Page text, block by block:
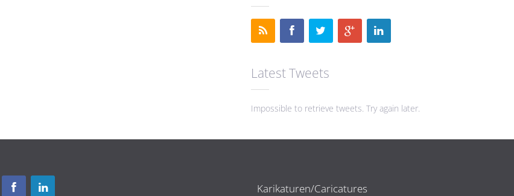
Latest Tweets
Impossible to retrieve tweets. Try again later.
Karikaturen/Caricatures